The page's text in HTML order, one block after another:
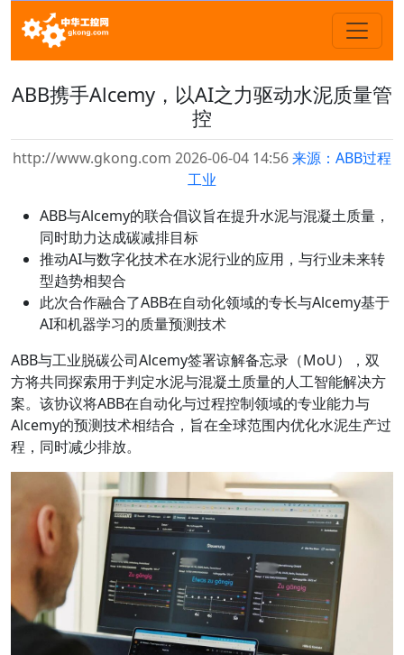
ABB携手Alcemy，以AI之力驱动水泥质量管
控
http://www.gkong.com 2026-06-04 14:56来源：ABB过程
工业
ABB与Alcemy的联合倡议旨在提升水泥与混凝土质量，
同时助力达成碳减排目标
推动AI与数字化技术在水泥行业的应用，与行业未来转
型趋势相契合
此次合作融合了ABB在自动化领域的专长与Alcemy基于
AI和机器学习的质量预测技术
ABB与工业脱碳公司Alcemy签署谅解备忘录（MoU），双
方将共同探索用于判定水泥与混凝土质量的人工智能解决方
案。该协议将ABB在自动化与过程控制领域的专业能力与
Alcemy的预测技术相结合，旨在全球范围内优化水泥生产过
程，同时减少排放。